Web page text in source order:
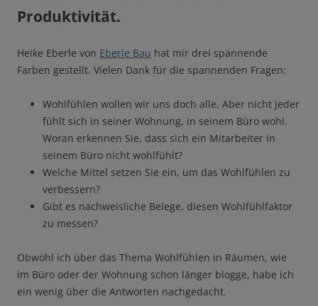
Produktivität.
Heike Eberle von Eberle Bau hat mir drei spannende
Farben gestellt. Vielen Dank für die spannenden Fragen:
Wohlfühlen wollen wir uns doch alle. Aber nicht jeder
fühlt sich in seiner Wohnung, in seinem Büro wohl.
Woran erkennen Sie, dass sich ein Mitarbeiter in
seinem Büro nicht wohlfühlt?
Welche Mittel setzen Sie ein, um das Wohlfühlen zu
verbessern?
Gibt es nachweisliche Belege, diesen Wohlfühlfaktor
zu messen?
Obwohl ich über das Thema Wohlfühlen in Räumen, wie
im Büro oder der Wohnung schon länger blogge, habe ich
ein wenig über die Antworten nachgedacht.